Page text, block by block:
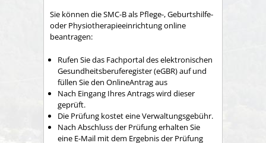
Sie können die SMC-B als Pflege-, Geburtshilfe-
oder Physiotherapieeinrichtung online
beantragen:
Rufen Sie das Fachportal des elektronischen
Gesundheitsberuferegister (eGBR) auf und
füllen Sie den OnlineAntrag aus
Nach Eingang Ihres Antrags wird dieser
geprüft.
Die Prüfung kostet eine Verwaltungsgebühr.
Nach Abschluss der Prüfung erhalten Sie
eine E-Mail mit dem Ergebnis der Prüfung